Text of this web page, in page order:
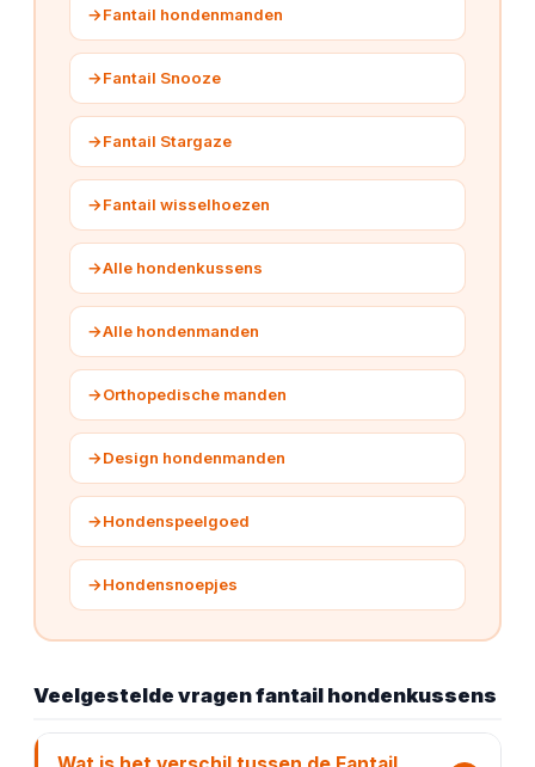
→Fantail hondenmanden
→Fantail Snooze
→Fantail Stargaze
→Fantail wisselhoezen
→Alle hondenkussens
→Alle hondenmanden
→Orthopedische manden
→Design hondenmanden
→Hondenspeelgoed
→Hondensnoepjes
Veelgestelde vragen fantail hondenkussens